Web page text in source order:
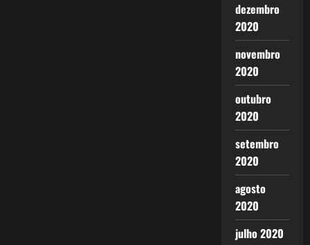
dezembro
2020
novembro
2020
outubro
2020
setembro
2020
agosto
2020
julho 2020